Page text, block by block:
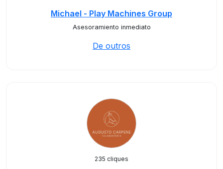
Michael - Play Machines Group
Asesoramiento inmediato
De outros
235 cliques